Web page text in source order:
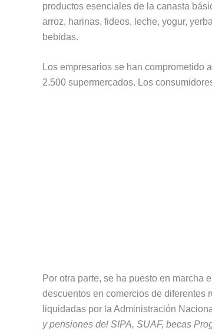
productos esenciales de la canasta
arroz, harinas, fideos, leche, yogur,
bebidas.
Los empresarios se han comprometido
2.500 supermercados. Los
Por otra parte, se ha puesto en marcha
descuentos en comercios de diferentes
liquidadas por la Administración
y pensiones del SIPA, SUAF, becas